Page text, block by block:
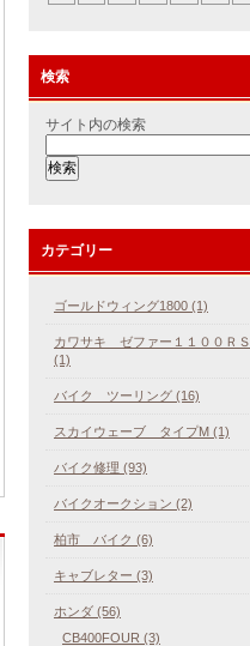
検索
サイト内の検索
カテゴリー
ゴールドウィング1800 (1)
カワサキ ゼファー１１００ＲＳ
(1)
バイク ツーリング (16)
スカイウェーブ タイプM (1)
バイク修理 (93)
バイクオークション (2)
柏市 バイク (6)
キャブレター (3)
ホンダ (56)
CB400FOUR (3)